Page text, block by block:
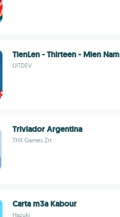
TienLen - Thirteen - Mien Nam
UITDEV
Triviador Argentina
THX Games Zrt.
Carta m3a Kabour
Hazuki